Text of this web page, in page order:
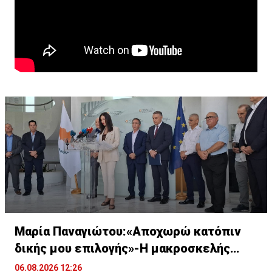
Μαρία Παναγιώτου:«Αποχωρώ κατόπιν
δικής μου επιλογής»-Η μακροσκελής
ομιλία της
06.08.2026 12:26